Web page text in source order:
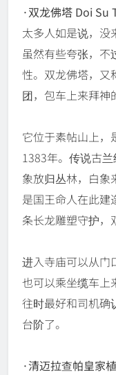
·双龙佛塔 Doi Su
太多人如是说，没
虽然有些夸张，不
性。双龙佛塔，又
团，包车上来拜神
它位于素帖山上，
1383年。传说古
象放归丛林，白象
是国王命人在此建
条长龙雕塑守护，
进入寺庙可以从门
也可以乘坐缆车上
往时最好和司机确
台阶了。
·清迈拉查帕皇家